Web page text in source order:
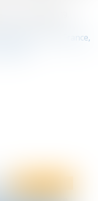
n°2005349
TEN France,